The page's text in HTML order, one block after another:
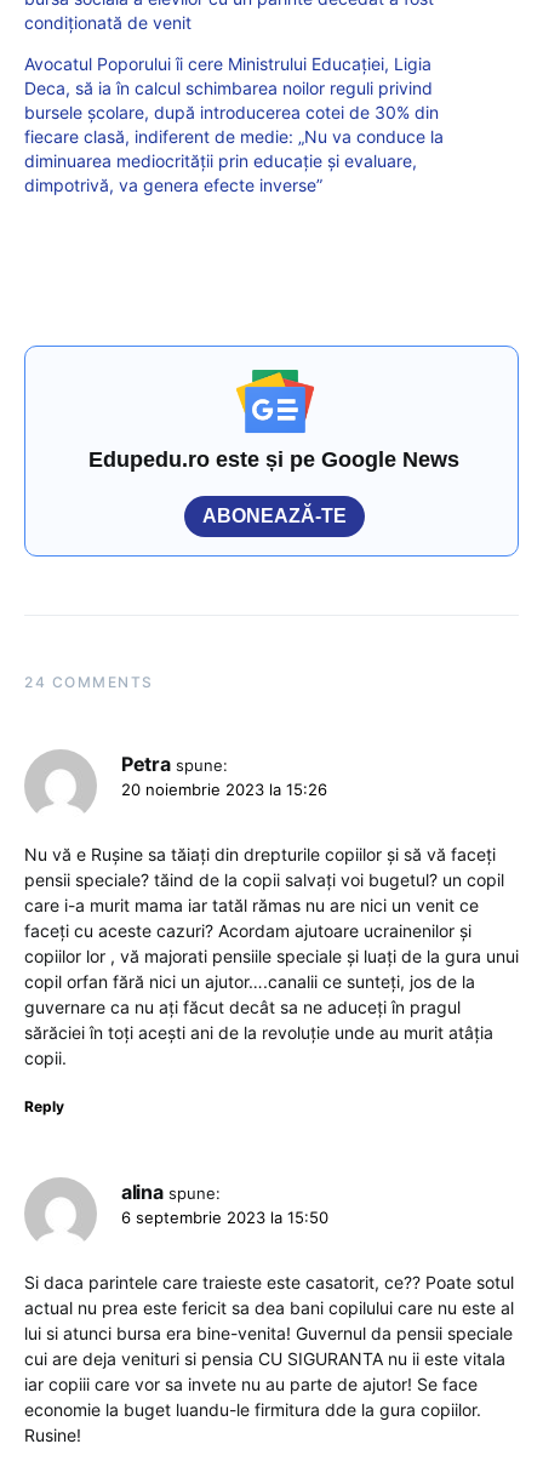
condiționată de venit
Avocatul Poporului îi cere Ministrului Educației, Ligia
Deca, să ia în calcul schimbarea noilor reguli privind
bursele școlare, după introducerea cotei de 30% din
fiecare clasă, indiferent de medie: „Nu va conduce la
diminuarea mediocrității prin educație și evaluare,
dimpotrivă, va genera efecte inverse”
Edupedu.ro este și pe Google News
ABONEAZĂ-TE
24 COMMENTS
Petra spune:
20 noiembrie 2023 la 15:26
Nu vă e Rușine sa tăiați din drepturile copiilor și să vă faceți
pensii speciale? tăind de la copii salvați voi bugetul? un copil
care i-a murit mama iar tatăl rămas nu are nici un venit ce
faceți cu aceste cazuri? Acordam ajutoare ucrainenilor și
copiilor lor , vă majorati pensiile speciale și luați de la gura unui
copil orfan fără nici un ajutor….canalii ce sunteți, jos de la
guvernare ca nu ați făcut decât sa ne aduceți în pragul
sărăciei în toți acești ani de la revoluție unde au murit atâția
copii.
Reply
alina spune:
6 septembrie 2023 la 15:50
Si daca parintele care traieste este casatorit, ce?? Poate sotul
actual nu prea este fericit sa dea bani copilului care nu este al
lui si atunci bursa era bine-venita! Guvernul da pensii speciale
cui are deja venituri si pensia CU SIGURANTA nu ii este vitala
iar copiii care vor sa invete nu au parte de ajutor! Se face
economie la buget luandu-le firmitura dde la gura copiilor.
Rusine!